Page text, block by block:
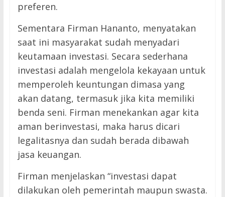
preferen.
Sementara Firman Hananto, menyatakan
saat ini masyarakat sudah menyadari
keutamaan investasi. Secara sederhana
investasi adalah mengelola kekayaan untuk
memperoleh keuntungan dimasa yang
akan datang, termasuk jika kita memiliki
benda seni. Firman menekankan agar kita
aman berinvestasi, maka harus dicari
legalitasnya dan sudah berada dibawah
jasa keuangan.
Firman menjelaskan “investasi dapat
dilakukan oleh pemerintah maupun swasta.